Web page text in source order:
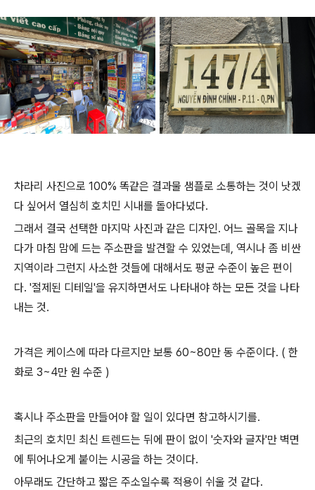
차라리 사진으로 100% 똑같은 결과물 샘플로 소통하는 것이 낫겠
다 싶어서 열심히 호치민 시내를 돌아다녔다.
그래서 결국 선택한 마지막 사진과 같은 디자인. 어느 골목을 지나
다가 마침 맘에 드는 주소판을 발견할 수 있었는데, 역시나 좀 비싼
지역이라 그런지 사소한 것들에 대해서도 평균 수준이 높은 편이
다. '절제된 디테일'을 유지하면서도 나타내야 하는 모든 것을 나타
내는 것.
가격은 케이스에 따라 다르지만 보통 60~80만 동 수준이다. ( 한
화로 3~4만 원 수준 )
혹시나 주소판을 만들어야 할 일이 있다면 참고하시기를.
최근의 호치민 최신 트렌드는 뒤에 판이 없이 '숫자와 글자'만 벽면
에 튀어나오게 붙이는 시공을 하는 것이다.
아무래도 간단하고 짧은 주소일수록 적용이 쉬울 것 같다.